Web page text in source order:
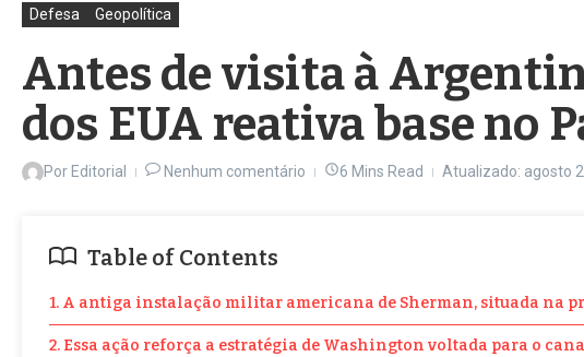
Defesa Geopolítica
Antes de visita à
dos EUA reativa base no
Por Editorial Nenhum comentário 6 Mins Read Atualizado: agosto
Table of Contents
1. A antiga instalação militar americana de Sherman, situada na
2. Essa ação reforça a estratégia de Washington voltada para o